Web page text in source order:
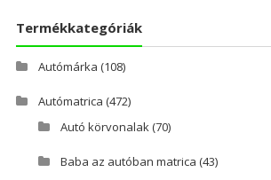
Termékkategóriák
Autómárka (108)
Autómatrica (472)
Autó körvonalak(70)
Baba az autóban matrica (43)